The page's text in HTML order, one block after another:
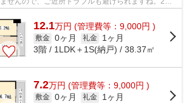
囲が広がります...
12.1万円 (管理費等：9,000円 )
敷金 0ヶ月 礼金
1ヶ月
3階 / 1LDK＋1S(納戸) / 38.37㎡
7.2万円 (管理費等：9,000円 )
敷金 0ヶ月 礼金
1ヶ月